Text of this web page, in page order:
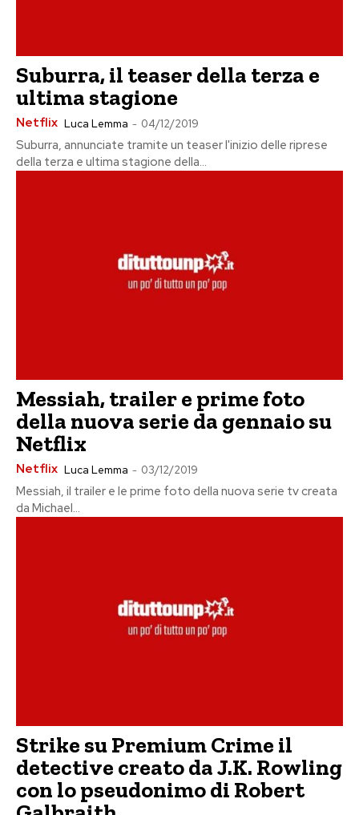
Suburra, il teaser della terza e
ultima stagione
Netflix Luca Lemma - 04/12/2019
Suburra, annunciate tramite un teaser l'inizio delle riprese
della terza e ultima stagione della...
Messiah, trailer e prime foto
della nuova serie da gennaio su
Netflix
Netflix Luca Lemma - 03/12/2019
Messiah, il trailer e le prime foto della nuova serie tv creata
da Michael...
Strike su Premium Crime il
detective creato da J.K. Rowling
con lo pseudonimo di Robert